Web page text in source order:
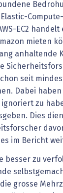
EC2
mieten
anhaltende
seit
Dabei
ignoriert zu
Dies
im Bericht
besser zu
grosse